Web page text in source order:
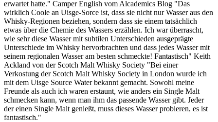
erwartet hatte." Camper English vom Alcademics Blog "Das
wirklich Coole an Uisge-Sorce ist, dass sie nicht nur Wasser aus den
Whisky-Regionen beziehen, sondern dass sie einem tatsächlich
etwas über die Chemie des Wassers erzählen. Ich war überrascht,
wie sehr diese Wasser mit subtilen Unterschieden ausgeprägte
Unterschiede im Whisky hervorbrachten und dass jedes Wasser mit
seinem regionalen Wasser am besten schmeckte! Fantastisch" Keith
Ackland von der Scotch Malt Whisky Society "Bei einer
Verkostung der Scotch Malt Whisky Society in London wurde ich
mit dem Uisge Source Water bekannt gemacht. Sowohl meine
Freunde als auch ich waren erstaunt, wie anders ein Single Malt
schmecken kann, wenn man ihm das passende Wasser gibt. Jeder
der einen Single Malt genießt, muss dieses Wasser probieren, es ist
fantastisch."